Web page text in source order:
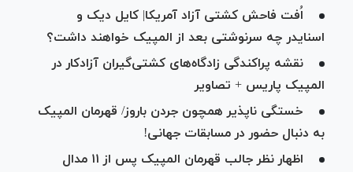
اُفت فاحش کشتی آزاد آمریکا| کایل دیک و
اسنایدر چه سرنوشتی بعد از المپیک خواهند داشت؟
نقشه‌ پراکندگی زادگاه‌های کشتی‌گیران آزادکار در
المپیک پاریس + تصاویر
خستگی ناپذیر همچون جردن باروز/ قهرمان المپیک
به دنبال حضور در مسابقات جهانی!
اظهار نظر جالب قهرمان المپیک پس از ۱۱ مدال